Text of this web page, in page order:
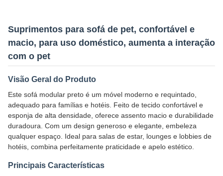
Suprimentos para sofá de pet, confortável e
macio, para uso doméstico, aumenta a interação
com o pet
Visão Geral do Produto
Este sofá modular preto é um móvel moderno e requintado,
adequado para famílias e hotéis. Feito de tecido confortável e
esponja de alta densidade, oferece assento macio e durabilidade
duradoura. Com um design generoso e elegante, embeleza
qualquer espaço. Ideal para salas de estar, lounges e lobbies de
hotéis, combina perfeitamente praticidade e apelo estético.
Principais Características